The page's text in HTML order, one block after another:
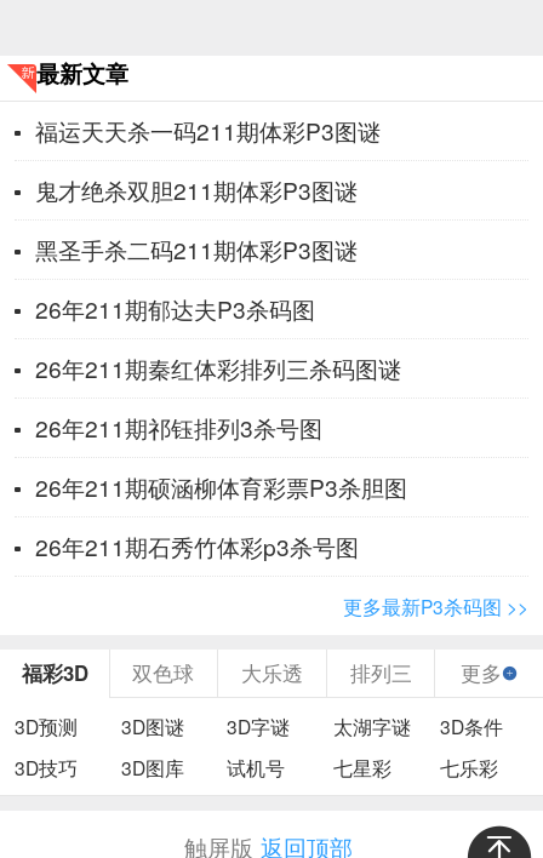
最新文章
福运天天杀一码211期体彩P3图谜
鬼才绝杀双胆211期体彩P3图谜
黑圣手杀二码211期体彩P3图谜
26年211期郁达夫P3杀码图
26年211期秦红体彩排列三杀码图谜
26年211期祁钰排列3杀号图
26年211期硕涵柳体育彩票P3杀胆图
26年211期石秀竹体彩p3杀号图
更多最新P3杀码图 >>
福彩3D 双色球 大乐透 排列三 更多
3D预测 3D图谜 3D字谜 太湖字谜
3D条件
3D技巧
3D图库 试机号 七星彩 七乐彩
触屏版 返回顶部